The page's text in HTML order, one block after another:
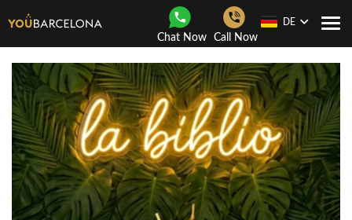
Chat Now Call Now
DE